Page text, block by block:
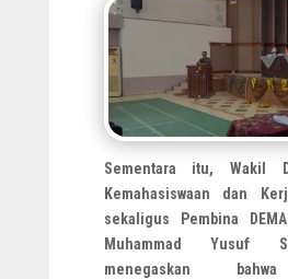
Sementara itu, Wakil
Kemahasiswaan dan
sekaligus Pembina
Muhammad Yusuf
menegaskan